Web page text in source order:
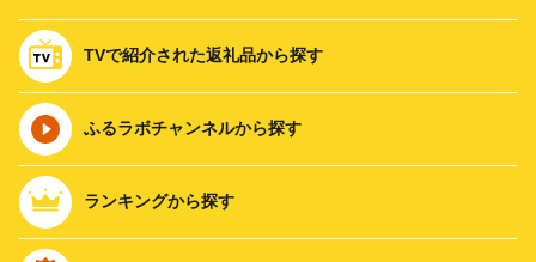
TVで紹介された返礼品から探す
ふるラボチャンネルから探す
ランキングから探す